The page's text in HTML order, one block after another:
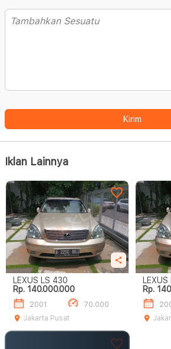
Kirim
Iklan Lainnya
LEXUS LS 430
Rp. 140.000.000
2001
70.000
Jakarta Pusat
Rp.